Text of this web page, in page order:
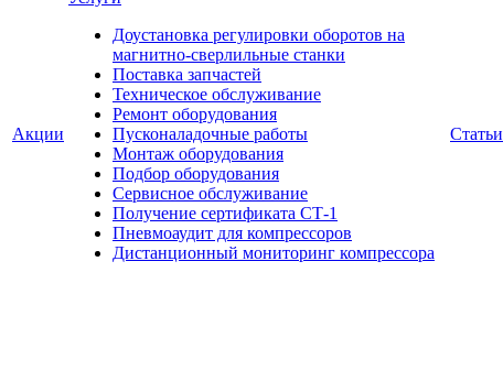
Акции
Доустановка регулировки оборотов на
магнитно-сверлильные станки
Поставка запчастей
Техническое обслуживание
Ремонт оборудования
Пусконаладочные работы
Монтаж оборудования
Подбор оборудования
Сервисное обслуживание
Получение сертификата СТ-1
Пневмоаудит для компрессоров
Дистанционный мониторинг компрессора
Статьи